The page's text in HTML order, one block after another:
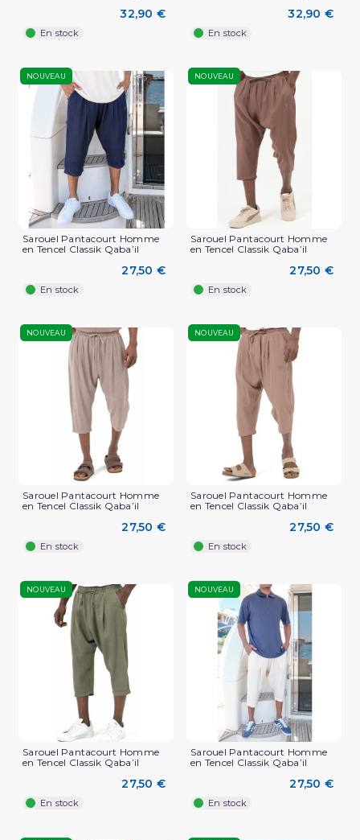
32,90 €
En stock
32,90 €
En stock
NOUVEAU
Sarouel Pantacourt Homme
en Tencel Classik Qaba’il
27,50 €
En stock
NOUVEAU
Sarouel Pantacourt Homme
en Tencel Classik Qaba’il
27,50 €
En stock
NOUVEAU
Sarouel Pantacourt Homme
en Tencel Classik Qaba’il
27,50 €
En stock
NOUVEAU
Sarouel Pantacourt Homme
en Tencel Classik Qaba’il
27,50 €
En stock
NOUVEAU
Sarouel Pantacourt Homme
en Tencel Classik Qaba’il
27,50 €
En stock
NOUVEAU
Sarouel Pantacourt Homme
en Tencel Classik Qaba’il
27,50 €
En stock